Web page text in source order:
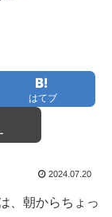
はてブ
2024.07.20
、朝からちょっ